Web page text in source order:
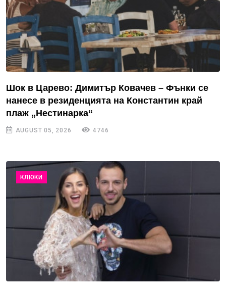
Шок в Царево: Димитър Ковачев – Фънки се
нанесе в резиденцията на Константин край
плаж „Нестинарка“
AUGUST 05, 2026 4746
КЛЮКИ